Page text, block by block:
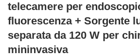
telecamere per
fluorescenza + Sorgente
separata da 120 W per
mininvasiva